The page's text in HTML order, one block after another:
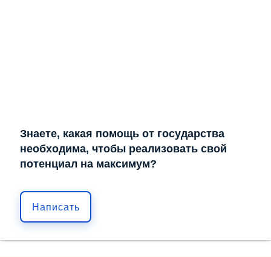
Знаете, какая помощь от государства
необходима, чтобы реализовать свой
потенциал на максимум?
Написать